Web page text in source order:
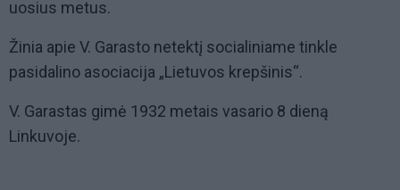
uosius metus.
Žinia apie V. Garasto netektį socialiniame tinkle
pasidalino asociacija „Lietuvos krepšinis“.
V. Garastas gimė 1932 metais vasario 8 dieną
Linkuvoje.